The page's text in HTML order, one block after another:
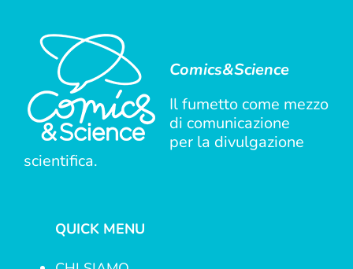
Comics&Science
Il fumetto come mezzo
di comunicazione
per la divulgazione
scientifica.
QUICK MENU